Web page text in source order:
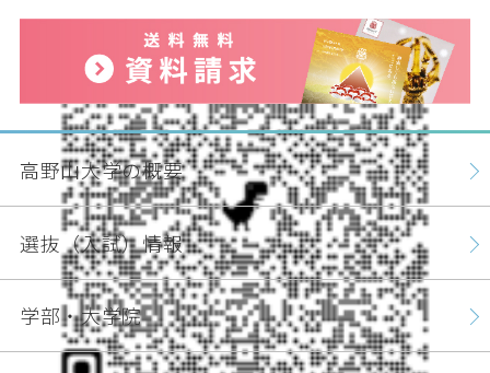
高野山大学の概要
選抜（入試）情報
学部・大学院